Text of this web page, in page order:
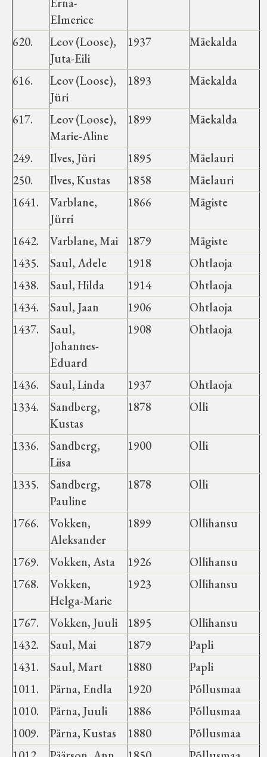
Elmerice
620.
Leov (Loose),
Juta-Eili
1937 Mäekalda
616.
Leov (Loose),
Jüri
1893 Mäekalda
617.
Leov (Loose),
Marie-Aline
1899 Mäekalda
249. Ilves, Jüri 1895
Mäelauri
250.
Ilves, Kustas 1858
Mäelauri
1641.
Varblane,
Jürri
1866 Mägiste
1642. Varblane, Mai 1879
Mägiste
1435.
Saul, Adele 1918
Ohtlaoja
1438.
Saul, Hilda 1914
Ohtlaoja
1434.
Saul, Jaan 1906
Ohtlaoja
1437.
Saul,
Johannes-
Eduard
1908 Ohtlaoja
1436. Saul, Linda 1937
Ohtlaoja
1334.
Sandberg,
Kustas
1878 Olli
1336.
Sandberg,
Liisa
1900 Olli
1335.
Sandberg,
Pauline
1878 Olli
1766.
Vokken,
Aleksander
1899 Ollihansu
1769. Vokken, Asta 1926
Ollihansu
1768.
Vokken,
Helga-Marie
1923 Ollihansu
1767. Vokken, Juuli 1895
Ollihansu
1432.
Saul, Mai 1879
Papli
1431.
Saul, Mart 1880
Papli
1011.
Pärna, Endla 1920
Põllusmaa
1010.
Pärna, Juuli 1886
Põllusmaa
1009.
Pärna, Kustas 1880
Põllusmaa